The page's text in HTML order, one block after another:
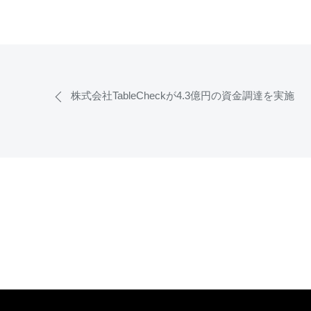
株式会社TableCheckが4.3億円の資金調達を実施